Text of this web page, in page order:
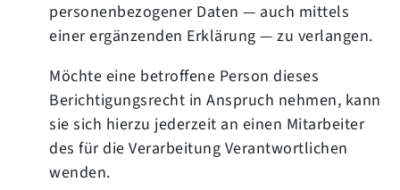
personenbezogener Daten — auch mittels
einer ergänzenden Erklärung — zu verlangen.
Möchte eine betroffene Person dieses
Berichtigungsrecht in Anspruch nehmen, kann
sie sich hierzu jederzeit an einen Mitarbeiter
des für die Verarbeitung Verantwortlichen
wenden.